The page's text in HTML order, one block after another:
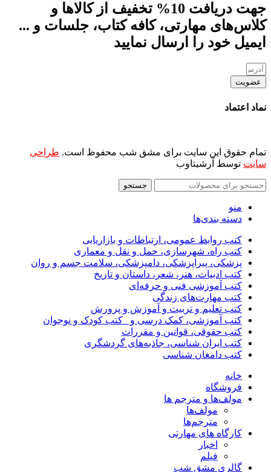
جهت دریافت 10% تخفیف از کالاها و
کلاس‌های مهارتی، کافه کتاب، جلسات و ...
ایمیل خود را ارسال نمایید
عضویت
نماد اعتماد
تمام حقوق این سایت برای مشق شب محفوظ است. طراحی
سایت توسط آرشیتاوب
جستجو
منو
دسته بندی‌ها
کتب روابط عمومی، ارتباطات و بازاریابی
کتب راه، شهرسازی، حمل و نقل و معماری
پزشکی، پیراپزشکی، دامپزشکی، سلامت جسم و روان
کتب ادبیات، هنر، شعر، داستان و تاریخ
کتب آموزشی فنی و حرفه‌ای
کتب مهارت‌های زندگی
کتب تعلیم و تربیت و آموزش و پرورش
کتب آموزشی، کمک درسی و _کتب کودک و نوجوان
کتب حقوقی، قوانین و مقررات
کتب ایران شناسی، جاذبه‌های گردشگری
کتب دامغان شناسی
خانه
فروشگاه
مولف‌ها و مترجم ها
مولف‌ها
مترجم‌ها
کارگاه های مهارتی
اخبار
فیلم
گالری مشق شب